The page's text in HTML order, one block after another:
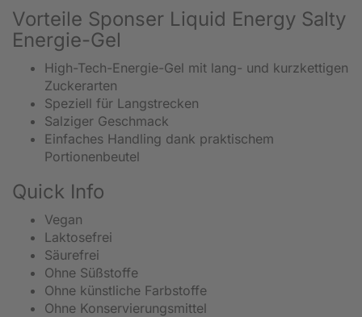
Vorteile Sponser Liquid Energy Salty
Energie-Gel
High-Tech-Energie-Gel mit lang- und kurzkettigen
Zuckerarten
Speziell für Langstrecken
Salziger Geschmack
Einfaches Handling dank praktischem
Portionenbeutel
Quick Info
Vegan
Laktosefrei
Säurefrei
Ohne Süßstoffe
Ohne künstliche Farbstoffe
Ohne Konservierungsmittel